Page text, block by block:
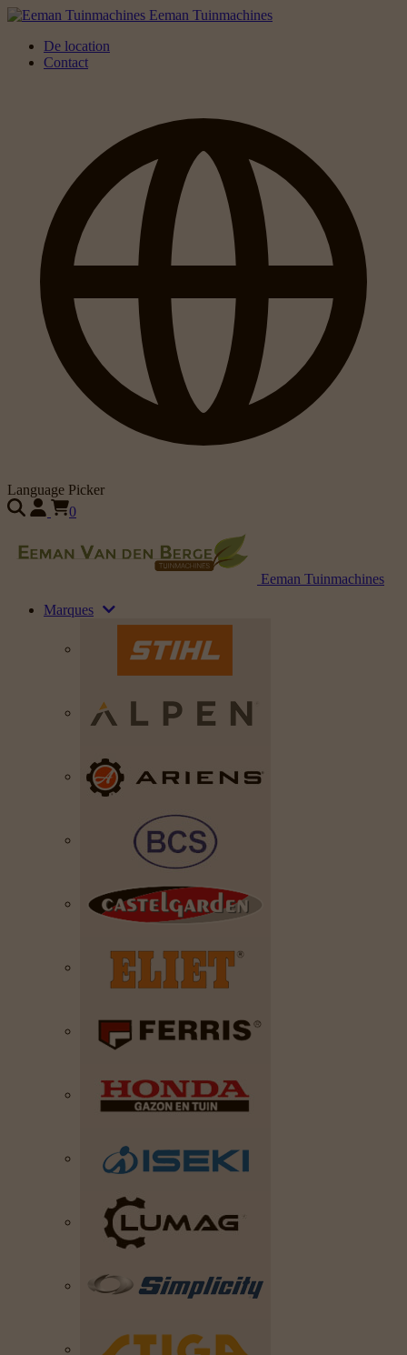
Eeman Tuinmachines
De location
Contact
Language Picker
0
Eeman Tuinmachines
Marques